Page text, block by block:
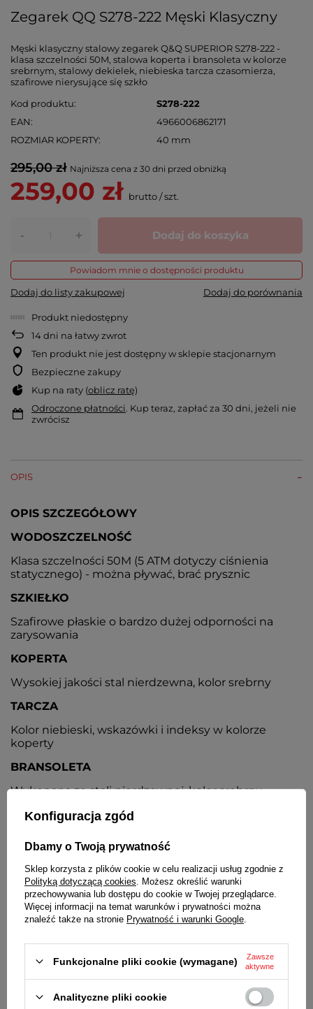
Zegarek QQ S278-222 Męski Klasyczny
Męski klasyczny stalowy zegarek Q&Q SUPERIOR S278-222 -
klasa szczelności 50M, stalowa koperta i bransoleta w kolorze
srebrnym, stalowy dekielek, niebieska tarcza czasomierza,
szafirowe nierysujące się szkło
Kod produktu
S278-222
EAN
4966006862171
ROZMIAR KOPERTY
40 mm
295,00 zł Najniższa cena z 30 dni przed obniżką
259,00 zł brutto/szt.
- + Dodaj do koszyka
Powiadom mnie o dostępności produktu
Dodaj do listy zakupowej Dodaj do porównania
Produkt niedostępny
14dni na łatwy zwrot
Ten produkt nie jest dostępny w sklepie stacjonarnym
Bezpieczne zakupy
Kup na raty (oblicz ratę)
Odroczone płatności. Kup teraz, zapłać za 30 dni, jeżeli nie
zwrócisz
OPIS
OPIS SZCZEGÓŁOWY
WODOSZCZELNOŚĆ
Klasa szczelności 50M (5 ATM dotyczy ciśnienia
statycznego) - można pływać, brać prysznic
SZKIEŁKO
Szafirowe płaskie o bardzo dużej odporności na
zarysowania
KOPERTA
Wysokiej jakości stal nierdzewna, kolor srebrny
TARCZA
Kolor niebieski, wskazówki i indeksy w kolorze
koperty
BRANSOLETA
Wykonana ze stali nierdzewnej, kolor srebrny
ZAPIĘCIE
Orientacyjny czas działania zegarka bez
konieczności wymiany baterii - 3 lata
MECHANIZM
Kwarcowy, japoński
ŚREDNICA KOPERTY
40 mm
Konfiguracja zgód
Dbamy o Twoją prywatność
Sklep korzysta z plików cookie w celu realizacji usług zgodnie z
Polityką dotyczącą cookies . Możesz określić warunki
przechowywania lub dostępu do cookie w Twojej przeglądarce.
Więcej informacji na temat warunków i prywatności można
znaleźć także na stronie Prywatność i warunki Google
Funkcjonalne pliki cookie (wymagane)
Zawsze
aktywne
Analityczne pliki cookie